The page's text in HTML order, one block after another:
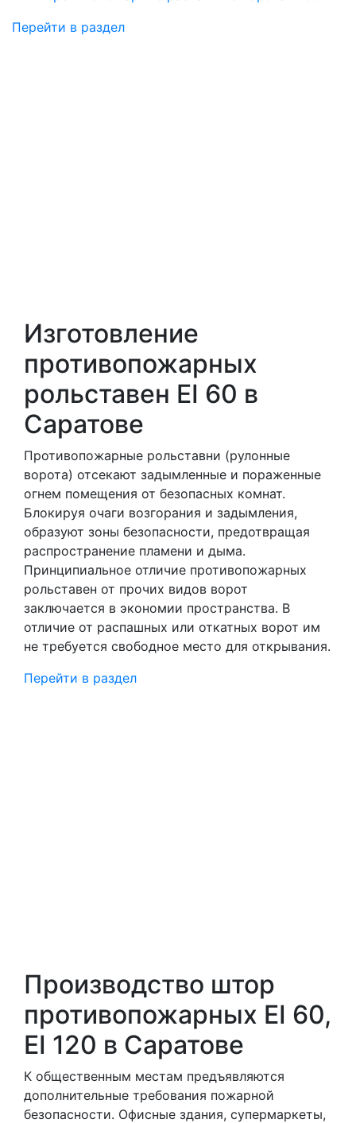
Перейти в раздел
Изготовление
противопожарных
рольставен EI 60 в
Саратове
Противопожарные рольставни (рулонные
ворота) отсекают задымленные и пораженные
огнем помещения от безопасных комнат.
Блокируя очаги возгорания и задымления,
образуют зоны безопасности, предотвращая
распространение пламени и дыма.
Принципиальное отличие противопожарных
рольставен от прочих видов ворот
заключается в экономии пространства. В
отличие от распашных или откатных ворот им
не требуется свободное место для открывания.
Перейти в раздел
Производство штор
противопожарных EI 60,
EI 120 в Саратове
К общественным местам предъявляются
дополнительные требования пожарной
безопасности. Офисные здания, супермаркеты,